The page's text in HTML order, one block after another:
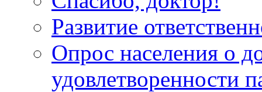
Развитие
Опрос населения о
удовлетворенности